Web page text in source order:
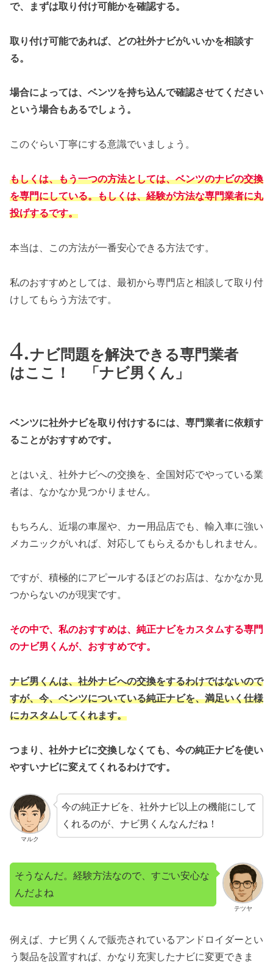
で、まずは取り付け可能かを確認する。
取り付け可能であれば、どの社外ナビがいいかを相談す
る。
場合によっては、ベンツを持ち込んで確認させてください
という場合もあるでしょう。
このぐらい丁寧にする意識でいましょう。
もしくは、もう一つの方法としては、ベンツのナビの交換
を専門にしている。もしくは、経験が方法な専門業者に丸
投げするです。
本当は、この方法が一番安心できる方法です。
私のおすすめとしては、最初から専門店と相談して取り付
けしてもらう方法です。
ナビ問題を解決できる専門業者
はここ！ 「ナビ男くん」
ベンツに社外ナビを取り付けするには、専門業者に依頼す
ることがおすすめです。
とはいえ、社外ナビへの交換を、全国対応でやっている業
者は、なかなか見つかりません。
もちろん、近場の車屋や、カー用品店でも、輸入車に強い
メカニックがいれば、対応してもらえるかもしれません。
ですが、積極的にアピールするほどのお店は、なかなか見
つからないのが現実です。
その中で、私のおすすめは、純正ナビをカスタムする専門
のナビ男くんが、おすすめです。
ナビ男くんは、社外ナビへの交換をするわけではないので
すが、今、ベンツについている純正ナビを、満足いく仕様
にカスタムしてくれます。
つまり、社外ナビに交換しなくても、今の純正ナビを使い
やすいナビに変えてくれるわけです。
マルク
今の純正ナビを、社外ナビ以上の機能にして
くれるのが、ナビ男くんなんだね！
テツヤ
そうなんだ。経験方法なので、すごい安心な
んだよね
例えば、ナビ男くんで販売されているアンドロイダーとい
う製品を設置すれば、かなり充実したナビに変更できま